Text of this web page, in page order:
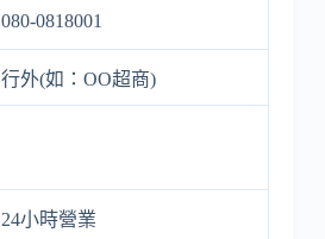
080-0818001
行外(如：OO超商)
24小時營業